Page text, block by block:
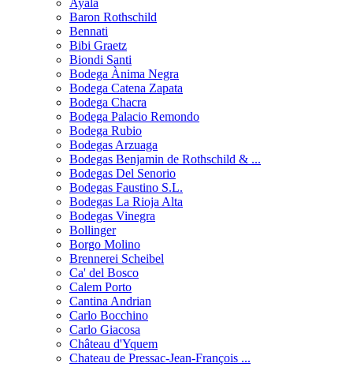
Baron Rothschild
Bennati
Bibi Graetz
Biondi Santi
Bodega Ànima Negra
Bodega Catena Zapata
Bodega Chacra
Bodega Palacio Remondo
Bodega Rubio
Bodegas Arzuaga
Bodegas Benjamin de Rothschild & ...
Bodegas Del Senorio
Bodegas Faustino S.L.
Bodegas La Rioja Alta
Bodegas Vinegra
Bollinger
Borgo Molino
Brennerei Scheibel
Ca' del Bosco
Calem Porto
Cantina Andrian
Carlo Bocchino
Carlo Giacosa
Château d'Yquem
Chateau de Pressac-Jean-François ...